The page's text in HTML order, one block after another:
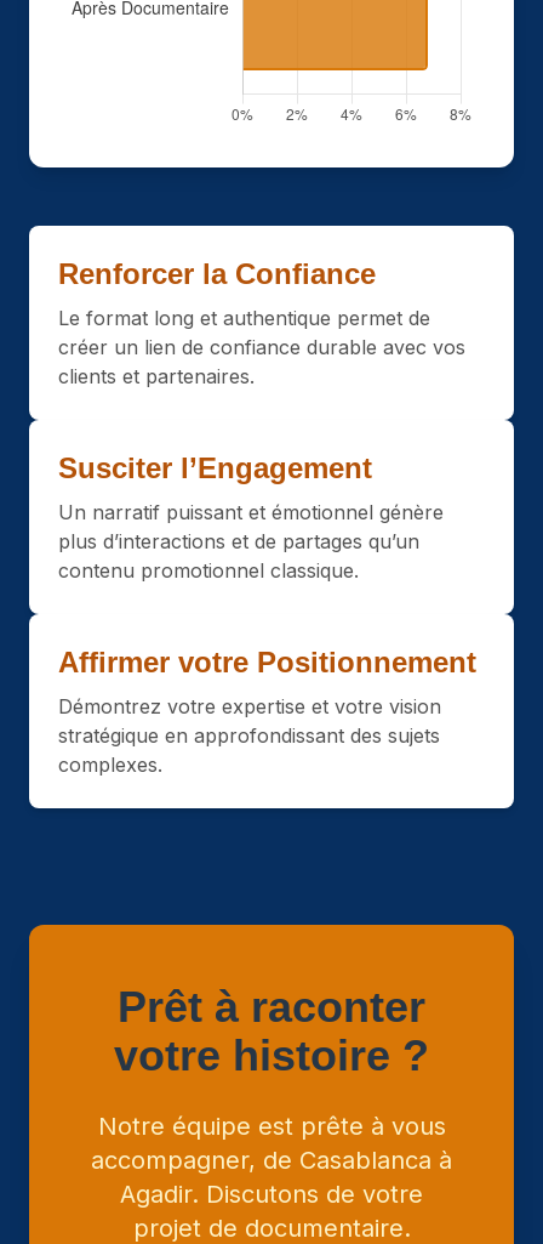
Renforcer la Confiance
Le format long et authentique permet de
créer un lien de confiance durable avec vos
clients et partenaires.
Susciter l’Engagement
Un narratif puissant et émotionnel génère
plus d’interactions et de partages qu’un
contenu promotionnel classique.
Affirmer votre Positionnement
Démontrez votre expertise et votre vision
stratégique en approfondissant des sujets
complexes.
Prêt à raconter
votre histoire ?
Notre équipe est prête à vous
accompagner, de Casablanca à
Agadir. Discutons de votre
projet de documentaire.